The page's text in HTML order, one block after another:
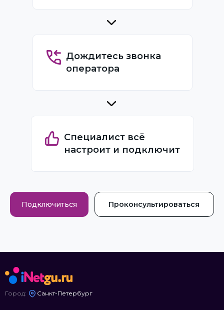
Дождитесь звонка
оператора
Специалист всё
настроит и подключит
Подключиться Проконсультироваться
Город: Санкт-Петербург